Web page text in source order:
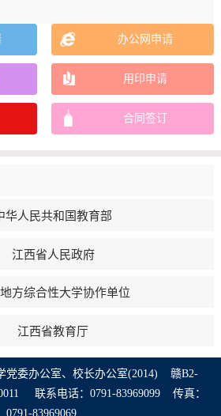
办公网申请
用印申请
合同签订
华人民共和国教育部
江西省人民政府
方综合性大学协作单位
江西省教育厅
党委办公室、校长办公室(2014) 赣B2-
联系电话：0791-83969099 传真：
0791-83969069